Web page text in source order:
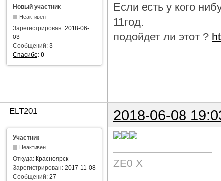
Новый участник
Неактивен
Зарегистрирован: 2018-06-
03
Сообщений: 3
Спасибо: 0
Если есть у кого
11год.
подойдет ли этот ?
ELT201 2018-06-08
Участник
Неактивен
Откуда: Красноярск
Зарегистрирован: 2017-11-08
Сообщений: 27
ZE0 X